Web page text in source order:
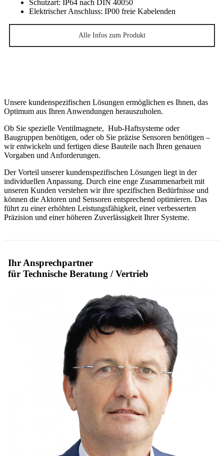
Schutzart: IP64 nach DIN 40050
Elektrischer Anschluss: IP00 freie Kabelenden
Alle Infos zum Produkt
Unsere kundenspezifischen Lösungen ermöglichen es Ihnen, das
Optimum aus Ihren Anwendungen herauszuholen.
Ob Sie spezielle Ventilmagnete, Hub-Haftsysteme oder
Baugruppen benötigen, oder ob Sie präzise Sensoren benötigen –
wir entwickeln und fertigen diese Bauteile nach Ihren genauen
Vorgaben und Anforderungen.
Der Vorteil unserer kundenspezifischen Lösungen liegt in der
individuellen Anpassung. Durch eine enge Zusammenarbeit mit
unseren Kunden verstehen wir ihre spezifischen Bedürfnisse und
können die Aktoren und Sensoren entsprechend optimieren. Das
führt zu einer erhöhten Leistungsfähigkeit, einer verbesserten
Präzision und einer höheren Zuverlässigkeit Ihrer Systeme.
Ihr Ansprechpartner
für Technische Beratung / Vertrieb